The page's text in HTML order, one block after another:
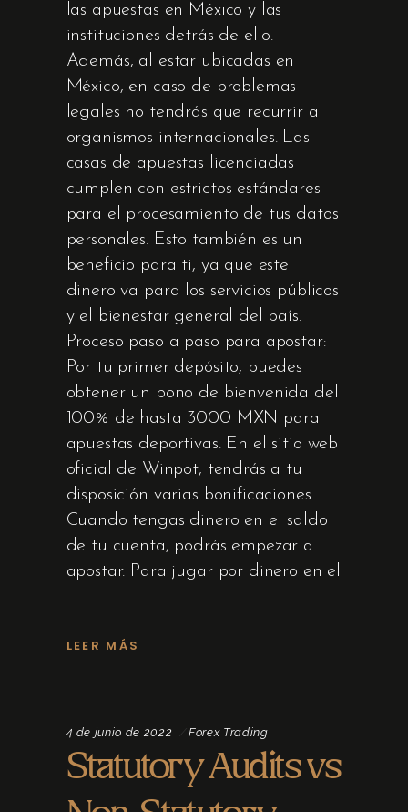
las apuestas en México y las
instituciones detrás de ello.
Además, al estar ubicadas en
México, en caso de problemas
legales no tendrás que recurrir a
organismos internacionales. Las
casas de apuestas licenciadas
cumplen con estrictos estándares
para el procesamiento de tus datos
personales. Esto también es un
beneficio para ti, ya que este
dinero va para los servicios públicos
y el bienestar general del país.
Proceso paso a paso para apostar:
Por tu primer depósito, puedes
obtener un bono de bienvenida del
100% de hasta 3000 MXN para
apuestas deportivas. En el sitio web
oficial de Winpot, tendrás a tu
disposición varias bonificaciones.
Cuando tengas dinero en el saldo
de tu cuenta, podrás empezar a
apostar. Para jugar por dinero en el
LEER MÁS
4 de junio de 2022 Forex Trading
Statutory Audits vs